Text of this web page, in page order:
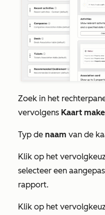
Zoek in het
vervolgens Kaart
Typ de naam van de
Klik op het
selecteer een
rapport.
Klik op het